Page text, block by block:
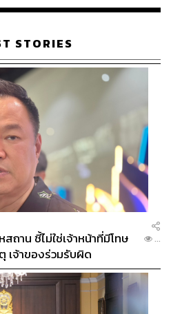
จทย์ว่าเราจะทำอย่างไรให้มัน
อร์ของคนในสมัยนี้ เพื่อเป็นทาง
น” บดินทร์กล่าว
Director Marshal Plus กล่าว
การผลิตกระเป๋าจากผ้า
เป็นวัสดุที่ยังไม่นิยมในการนำมา
นึ่งเป็นเพราะในการพิมพ์
ามยากกว่า ซึ่งสำหรับกระเป๋า
โดยครั้งแรกของการผลิตพบ
รถพิมพ์ได้แบบที่คิด จึงต้อง
ระเป๋าเวอร์ชันสมบูรณ์ในชื่อ
Cross’
STORIES
ถาน ชี้ไม่ใช่เจ้าหน้าที่มีโทษ
เจ้าของร่วมรับผิด
...